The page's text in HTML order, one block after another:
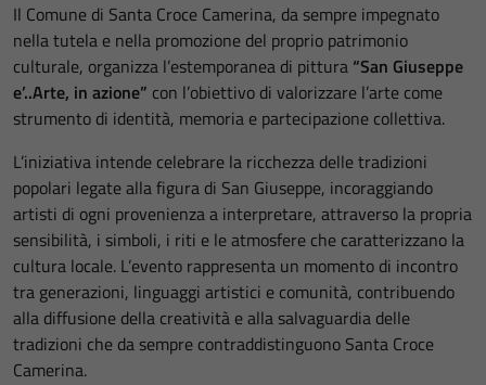
Il Comune di Santa Croce Camerina, da sempre impegnato
nella tutela e nella promozione del proprio patrimonio
culturale, organizza l’estemporanea di pittura “San Giuseppe
e’..Arte, in azione” con l’obiettivo di valorizzare l’arte come
strumento di identità, memoria e partecipazione collettiva.
L’iniziativa intende celebrare la ricchezza delle tradizioni
popolari legate alla figura di San Giuseppe, incoraggiando
artisti di ogni provenienza a interpretare, attraverso la propria
sensibilità, i simboli, i riti e le atmosfere che caratterizzano la
cultura locale. L’evento rappresenta un momento di incontro
tra generazioni, linguaggi artistici e comunità, contribuendo
alla diffusione della creatività e alla salvaguardia delle
tradizioni che da sempre contraddistinguono Santa Croce
Camerina.